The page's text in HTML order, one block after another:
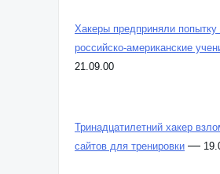
Хакеры предприняли попытку
российско-американские
21.09.00
Тринадцатилетний хакер
сайтов для тренировки —